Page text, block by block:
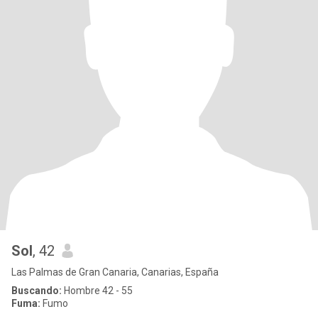
Sol, 42
Las Palmas de Gran Canaria, Canarias, España
Buscando: Hombre 42 - 55
Fuma: Fumo